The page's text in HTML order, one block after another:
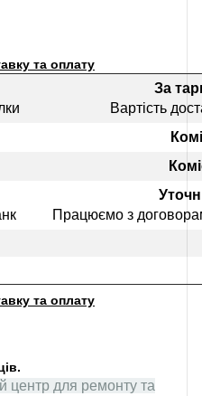
та оплату
За
Вартість
Працюємо з
та оплату
центр для ремонту та